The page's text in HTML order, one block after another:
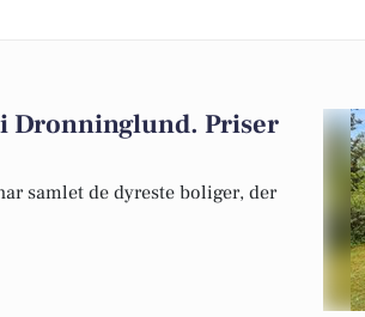
Dronninglund. Priser
samlet de dyreste boliger, der